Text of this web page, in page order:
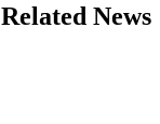
Related News